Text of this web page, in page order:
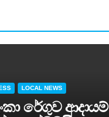
LOCAL NEWS
රේගුව ආදායම්